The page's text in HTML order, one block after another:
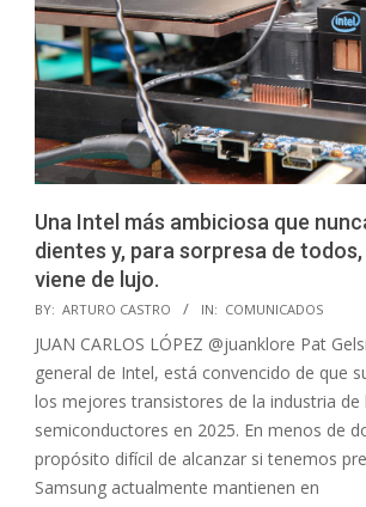
Una Intel más ambiciosa que
dientes y, para sorpresa de todos,
viene de lujo.
2023-
09-
04
BY: ARTURO CASTRO IN: COMUNICADOS
JUAN CARLOS LÓPEZ @juanklore Pat
general de Intel, está convencido de que
los mejores transistores de la industria de
semiconductores en 2025. En menos de
propósito difícil de alcanzar si tenemos
Samsung actualmente mantienen en